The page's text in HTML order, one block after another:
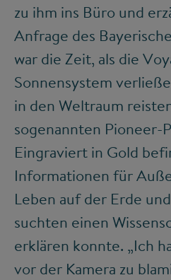
zu ihm ins Büro und
Anfrage des
war die Zeit, als die
Sonnensystem
in den Weltraum
sogenannten Pioneer-
Eingraviert in Gold
Informationen für
Leben auf der Erde
suchten einen
erklären konnte. „Ich
vor der Kamera zu